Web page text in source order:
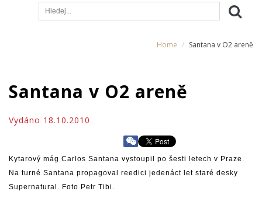
Home Santana v O2 areně
Santana v O2 areně
Vydáno 18.10.2010
Kytarový mág Carlos Santana vystoupil po šesti letech v Praze.
Na turné Santana propagoval reedici jedenáct let staré desky
Supernatural. Foto Petr Tibi.